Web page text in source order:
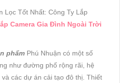
Lọc Tốt Nhất: Công Ty Lắp
Camera Gia Đình Ngoài Trời
phẩm Phú Nhuận có một số
như đường phố rộng rãi, hệ
các dự án cải tạo đô thị. Thiết